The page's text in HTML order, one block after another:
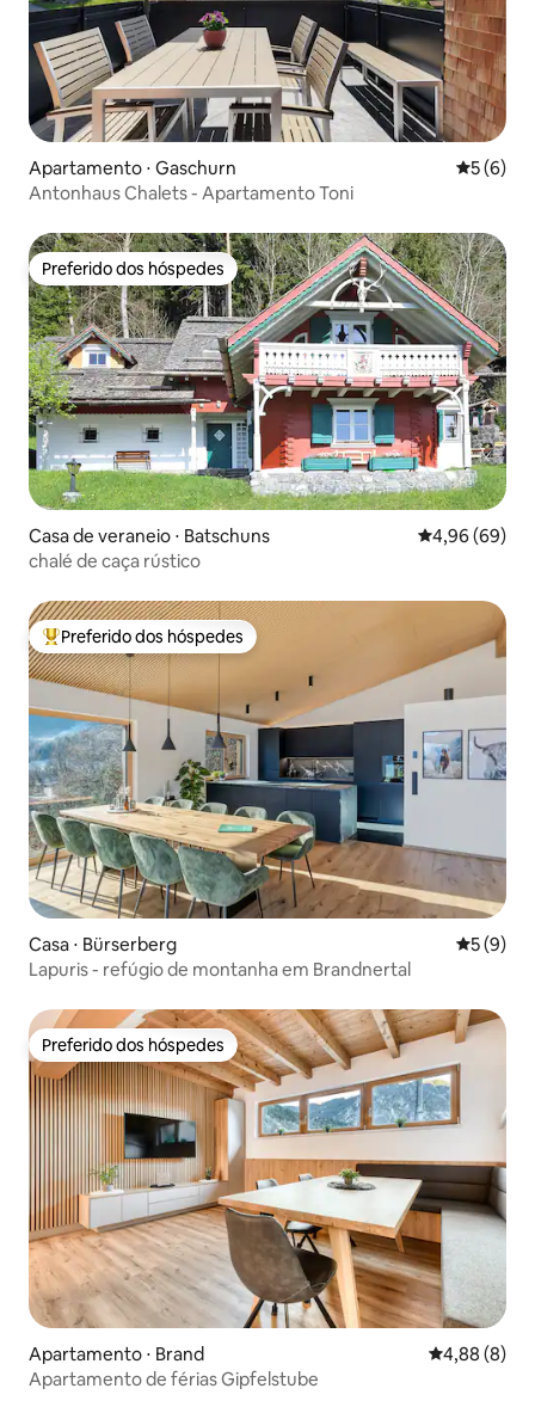
Apartamento ⋅ Gaschurn 5 de
5 (6)
Antonhaus Chalets - Apartamento Toni
Preferido dos hóspedes
Preferido dos hóspedes
Casa de veraneio ⋅ Batschuns 4,96 de uma
4,96 (69)
chalé de caça rústico
Entre os melhores preferidos dos hóspedes
Preferido dos hóspedes
Casa ⋅ Bürserberg 5 de
5 (9)
Lapuris - refúgio de montanha em Brandnertal
Preferido dos hóspedes
Preferido dos hóspedes
Apartamento ⋅ Brand 4,88 de uma
4,88 (8)
Apartamento de férias Gipfelstube